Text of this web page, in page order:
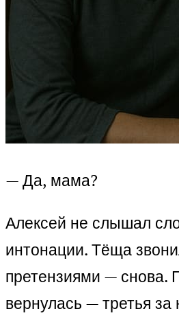
— Да, мама?
Алексей не слышал
интонации. Тёща
претензиями — снова.
вернулась — третья за